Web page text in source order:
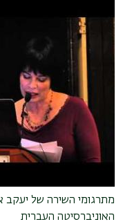
מתרגומי השירה של יעקב
האוניברסיטה העברית